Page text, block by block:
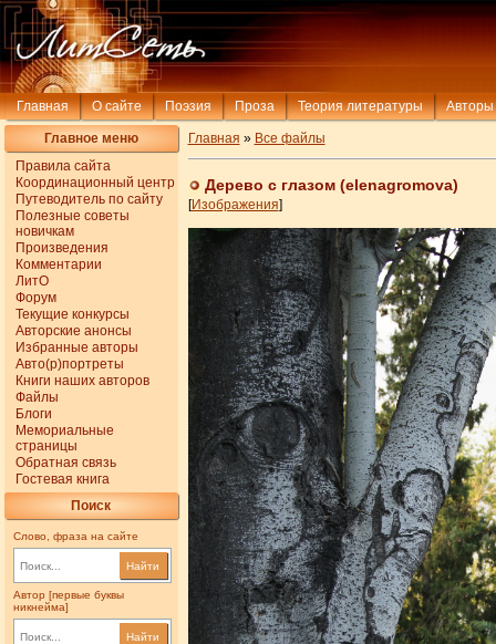
Главная О сайте Поэзия Проза Теория литературы Авторы
Главное меню
Правила сайта
Координационный центр
Путеводитель по сайту
Полезные советы
новичкам
Произведения
Комментарии
ЛитО
Форум
Текущие конкурсы
Авторские анонсы
Избранные авторы
Авто(р)портреты
Книги наших авторов
Файлы
Блоги
Мемориальные
страницы
Обратная связь
Гостевая книга
Поиск
Слово, фраза на сайте
Найти
Автор [первые буквы
никнейма]
Найти
Главная » Все файлы
Дерево с глазом (elenagromova)
[Изображения]